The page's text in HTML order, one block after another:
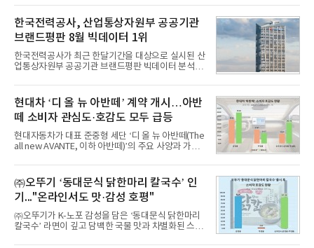
일 한국기업평판연구소(소장 구창환)는 국내 교육서
비스 상장기업 브랜드를 대상으로 지난 7월 7일부터
8월 7일까지 수집된 소비자 빅데이터 10,074,233건
을 분석한 결과, 메가스터디교육이 브랜드평판지수
1,710,926을 기록하며 8월 1위에 올랐다고 밝혔다.
분석에 활용된 빅데이터는 지난 7월(9,491,206건) 대
비 6.14% 증가한 수치로, 교육서비스 상장기업 브랜
디교육, 대교, 디지
한국전력공사, 산업통상자원부 공공기관
브랜드평판 8월 빅데이터 1위
한국전력공사가 최근 한달기간을 대상으로 실시된 산
업통상자원부 공공기관 브랜드평판 빅데이터 분석에
이 순으로 뒤를 이었다.7일 한국기업평판연구소(소장
구창환)는 산업통상자원부 공공기관 41개 브랜드를
대상으로 지난 7월 7일부터 8월 7일까지 수집된 소비
자 빅데이터 91,102,549건을 분석한 결과, 한국전력
공사가 브랜드평판지수 10,670,633을 기록하며 8월
1위에 올랐다고 밝혔다. 분석에 활용된 빅데이터는 지
난 7월(88,893,823건) 대비 2.48% 증가한 수치다.연
수력원자력, 한국석
현대차 ‘디 올 뉴 아반떼’ 계약 개시…아반
떼 소비자 관심도·호감도 모두 급등
현대자동차가 대표 준중형 세단 ‘디 올 뉴 아반떼(The
all new AVANTE, 이하 아반떼)’의 주요 사양과 가격
떼는 6년 만에 선보이는 8세대 완전변경 모델로, ▲정
교한 선과 면을 중심으로 완성한 파격적인 디자인 ▲
과거 중형 세단 수준으로 확대된 차체 제원 ▲글로벌
최고 수준의 안전성 ▲성능과 효율을 동시에 높인 주
행 완성도 ▲첨단 편의 및 디지털 사양 적용 등을 통해
글로벌 준중형 세단의 새로운 기준을 세웠다.아반떼
는 가솔린 2.0과 1.6 하이브리드 두 가지 파워트레인
㈜오뚜기 ‘동대문식 닭한마리 칼국수’ 인
기..."온라인서도 맛·감성 호평"
㈜오뚜기가 K-노포 감성을 담은 ‘동대문식 닭한마리
칼국수’ 라면이 깊고 담백한 국물 맛과 차별화된 스토